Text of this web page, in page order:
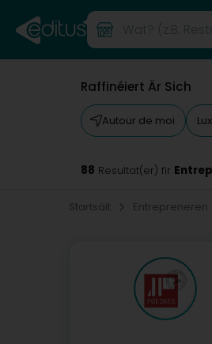
Raffinéiert Är Sich
Autour de moi
88 Resultat(er) fir
Startsäit Entrepreneren